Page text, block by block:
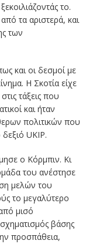
το.
τα αριστερά, και
των
και οι δεσμοί με
Η Σκοτία είχε
τάξεις που
και ήταν
πολιτικών που
UKIP.
ο Κόρμπιν. Κι
του ανέστησε
μελών του
το μεγαλύτερο
μισό
βάσης
προσπάθεια,